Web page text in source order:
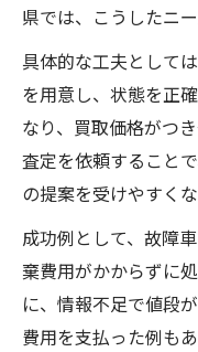
県では、こうしたニ
具体的な工夫として
を用意し、状態を正
なり、買取価格がつ
査定を依頼すること
の提案を受けやすくな
成功例として、故障
棄費用がかからずに
に、情報不足で値段
費用を支払った例も